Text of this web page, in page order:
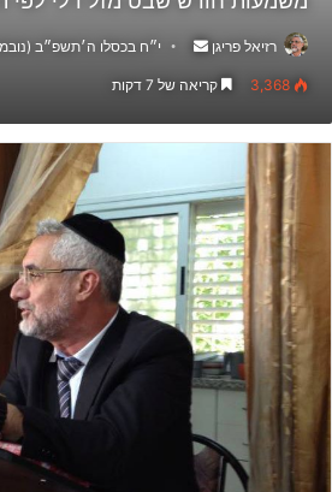
רזיאל פריגן
Send י״ח בכסלו ה׳תשפ״ב (נובמבר 22,
3,368 קריאה של 7 דקות